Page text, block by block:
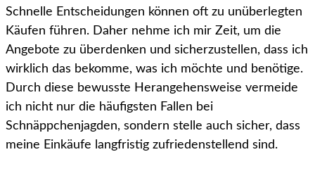
Schnelle Entscheidungen können oft zu unüberlegten
Käufen führen. Daher nehme ich mir Zeit, um die
Angebote zu überdenken und sicherzustellen, dass ich
wirklich das bekomme, was ich möchte und benötige.
Durch diese bewusste Herangehensweise vermeide
ich nicht nur die häufigsten Fallen bei
Schnäppchenjagden, sondern stelle auch sicher, dass
meine Einkäufe langfristig zufriedenstellend sind.